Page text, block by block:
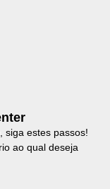
siga estes passos!
ao qual deseja